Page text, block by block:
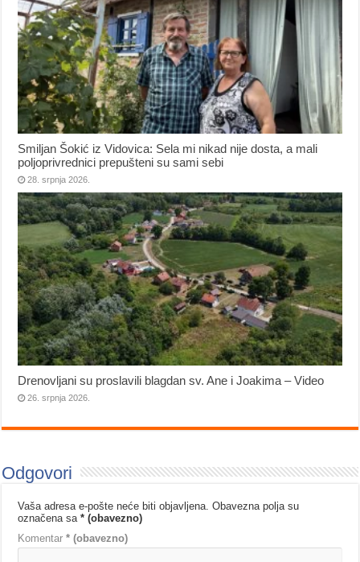
Smiljan Šokić iz Vidovica: Sela mi nikad nije dosta, a mali
poljoprivrednici prepušteni su sami sebi
28. srpnja 2026.
Drenovljani su proslavili blagdan sv. Ane i Joakima – Video
26. srpnja 2026.
Odgovori
Vaša adresa e-pošte neće biti objavljena. Obavezna polja su
označena sa* (obavezno)
Komentar* (obavezno)